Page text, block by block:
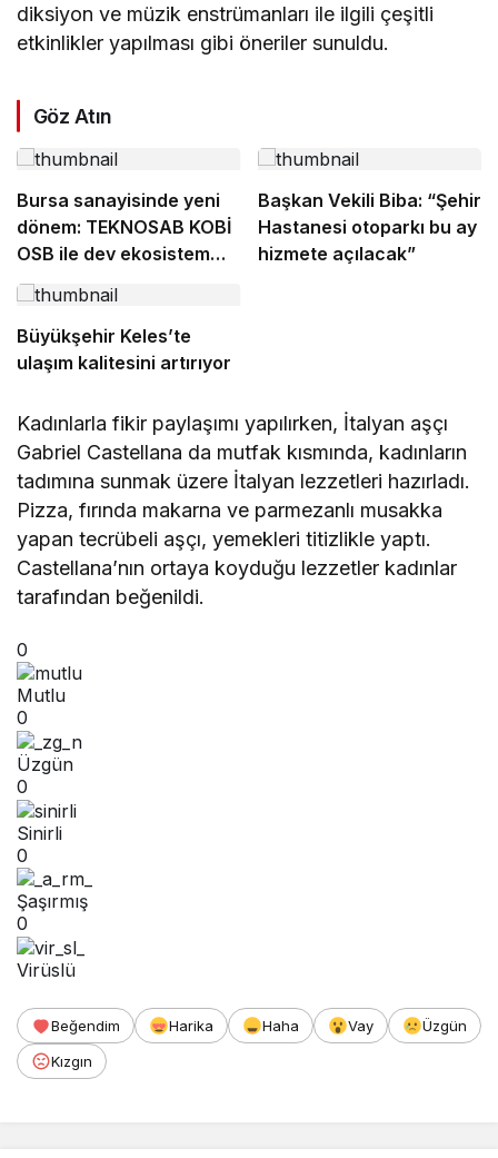
diksiyon ve müzik enstrümanları ile ilgili çeşitli
etkinlikler yapılması gibi öneriler sunuldu.
Göz Atın
Bursa sanayisinde yeni
dönem: TEKNOSAB KOBİ
OSB ile dev ekosistem
hayata geçiyor
Başkan Vekili Biba: “Şehir
Hastanesi otoparkı bu ay
hizmete açılacak”
Büyükşehir Keles’te
ulaşım kalitesini artırıyor
Kadınlarla fikir paylaşımı yapılırken, İtalyan aşçı
Gabriel Castellana da mutfak kısmında, kadınların
tadımına sunmak üzere İtalyan lezzetleri hazırladı.
Pizza, fırında makarna ve parmezanlı musakka
yapan tecrübeli aşçı, yemekleri titizlikle yaptı.
Castellana’nın ortaya koyduğu lezzetler kadınlar
tarafından beğenildi.
0
Mutlu
0
Üzgün
0
Sinirli
0
Şaşırmış
0
Virüslü
Beğendim Harika Haha Vay
Üzgün
Kızgın